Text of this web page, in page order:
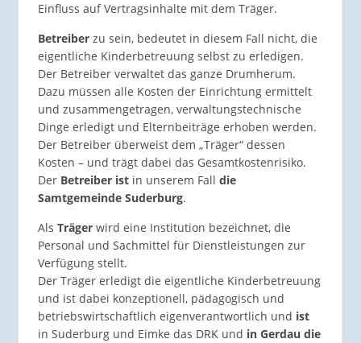
Einfluss auf Vertragsinhalte mit dem Träger.
Betreiberzu sein, bedeutet in diesem Fall nicht, die
eigentliche Kinderbetreuung selbst zu erledigen.
Der Betreiber verwaltet das ganze Drumherum.
Dazu müssen alle Kosten der Einrichtung ermittelt
und zusammengetragen, verwaltungstechnische
Dinge erledigt und Elternbeiträge erhoben werden.
Der Betreiber überweist dem „Träger“ dessen
Kosten – und trägt dabei das Gesamtkostenrisiko.
Der Betreiber istin unserem Fall die
Samtgemeinde Suderburg.
Als Trägerwird eine Institution bezeichnet, die
Personal und Sachmittel für Dienstleistungen zur
Verfügung stellt.
Der Träger erledigt die eigentliche Kinderbetreuung
und ist dabei konzeptionell, pädagogisch und
betriebswirtschaftlich eigenverantwortlich und ist
in Suderburg und Eimke das DRK und in Gerdau die